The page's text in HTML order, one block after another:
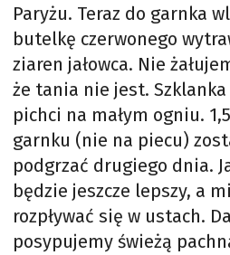
Paryżu. Teraz do garnka
butelkę czerwonego
ziaren jałowca. Nie
że tania nie jest.
pichci na małym ogniu.
garnku (nie na piecu)
podgrzać drugiego dnia.
będzie jeszcze lepszy, a
rozpływać się w ustach.
posypujemy świeżą